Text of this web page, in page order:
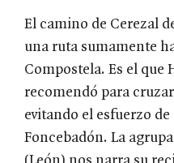
El camino de Cerezal
una ruta sumamente
Compostela. Es el que
recomendó para
evitando el esfuerzo
Foncebadón. La